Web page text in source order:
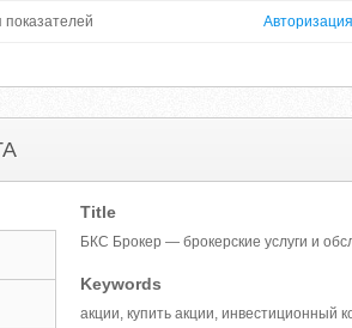
Авторизация
Title
БКС Брокер — брокерские услуги и
Keywords
акции, купить акции, инвестиционный